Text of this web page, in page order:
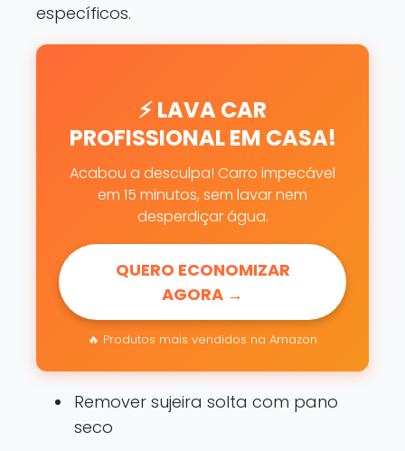
específicos.
⚡ LAVA CAR
PROFISSIONAL EM CASA!
Acabou a desculpa! Carro impecável
em 15 minutos, sem lavar nem
desperdiçar água.
QUERO ECONOMIZAR
AGORA →
🔥 Produtos mais vendidos na Amazon
Remover sujeira solta com pano
seco